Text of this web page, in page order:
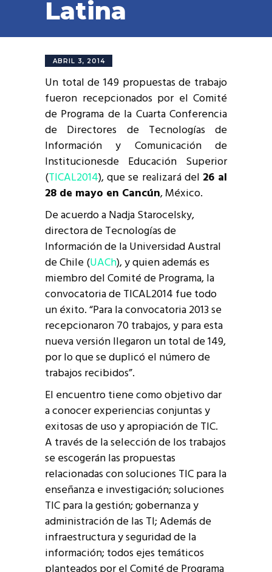
Latina
ABRIL 3, 2014
Un total de 149 propuestas de trabajo
fueron recepcionados por el Comité
de Programa de la Cuarta Conferencia
de Directores de Tecnologías de
Información y Comunicación de
Institucionesde Educación Superior
(TICAL2014), que se realizará del 26 al
28 de mayo en Cancún, México.
De acuerdo a Nadja Starocelsky,
directora de Tecnologías de
Información de la Universidad Austral
de Chile (UACh), y quien además es
miembro del Comité de Programa, la
convocatoria de TICAL2014 fue todo
un éxito. “Para la convocatoria 2013 se
recepcionaron 70 trabajos, y para esta
nueva versión llegaron un total de 149,
por lo que se duplicó el número de
trabajos recibidos”.
El encuentro tiene como objetivo dar
a conocer experiencias conjuntas y
exitosas de uso y apropiación de TIC.
A través de la selección de los trabajos
se escogerán las propuestas
relacionadas con soluciones TIC para la
enseñanza e investigación; soluciones
TIC para la gestión; gobernanza y
administración de las TI; Además de
infraestructura y seguridad de la
información; todos ejes temáticos